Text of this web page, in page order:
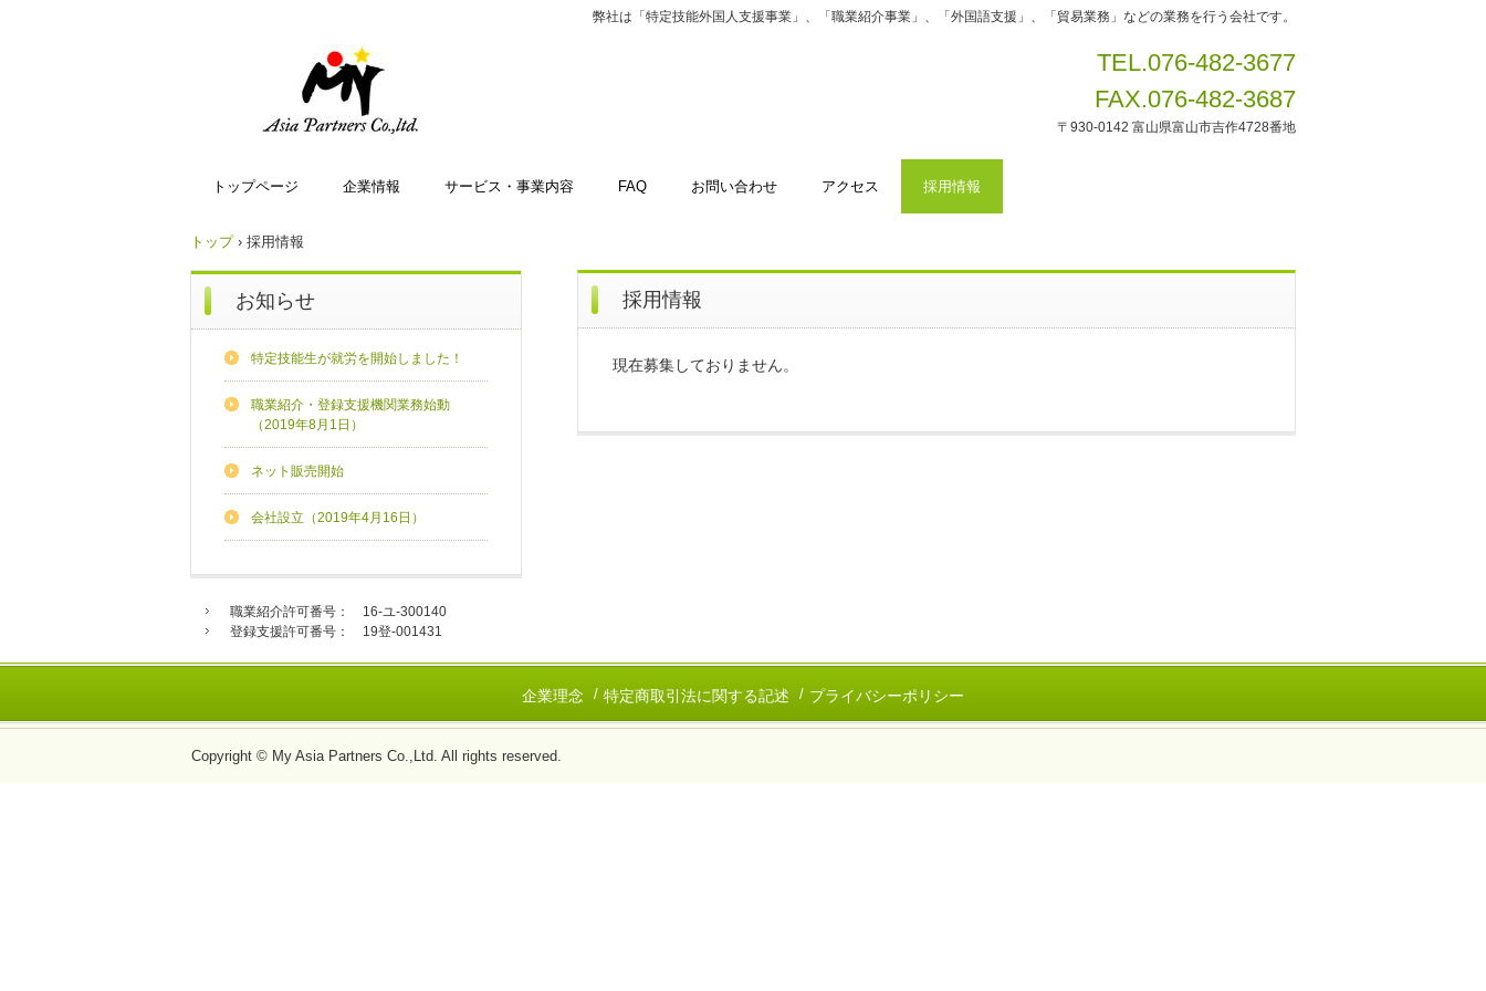
弊社は「特定技能外国人支援事業」、「職業紹介事業」、「外国語支援」、「貿易業務」などの業務を行う会社です。
TEL.076-482-3677
FAX.076-482-3687
〒930-0142 富山県富山市吉作4728番地
トップページ 企業情報 サービス・事業内容 FAQ お問い合わせ アクセス 採用情報
トップ › 採用情報
採用情報
現在募集しておりません。
お知らせ
特定技能生が就労を開始しました！
職業紹介・登録支援機関業務始動
（2019年8月1日）
ネット販売開始
会社設立（2019年4月16日）
職業紹介許可番号： 16-ユ-300140
登録支援許可番号： 19登-001431
企業理念 特定商取引法に関する記述 プライバシーポリシー
Copyright © My Asia Partners Co.,Ltd. All rights reserved.